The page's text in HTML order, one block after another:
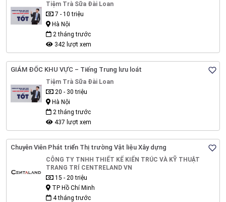
Tiệm Trà Sữa Đài Loan
7 - 10 triệu
Hà Nội
2 tháng trước
342 lượt xem
GIÁM ĐỐC KHU VỰC – Tiếng Trung lưu loát
Tiệm Trà Sữa Đài Loan
20 - 30 triệu
Hà Nội
2 tháng trước
437 lượt xem
Chuyên Viên Phát triển Thị trường Vật liệu Xây dựng
CÔNG TY TNHH THIẾT KẾ KIẾN TRÚC VÀ KỸ THUẬT
TRANG TRÍ CENTRELAND VN
15 - 20 triệu
TP Hồ Chí Minh
4 tháng trước